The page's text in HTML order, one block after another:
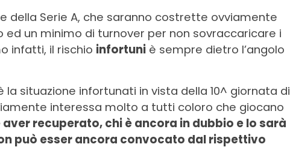
della Serie A, che saranno costrette ovviamente
un minimo di turnover per non sovraccaricare i
infatti, il rischio infortuni è sempre dietro l’angolo
la situazione infortunati in vista della 10^ giornata di
interessa molto a tutti coloro che giocano
recuperato, chi è ancora in dubbio e lo sarà
può esser ancora convocato dal rispettivo